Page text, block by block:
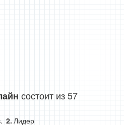
состоит из 57
Лидер